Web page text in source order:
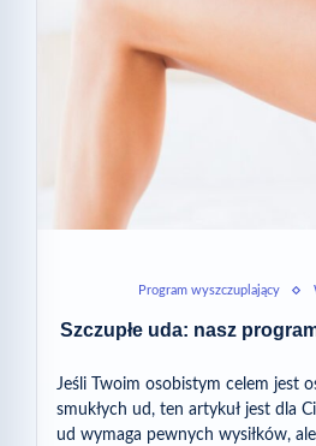
Program wyszczuplający
Szczupłe uda: nasz
Jeśli Twoim osobistym celem jest
smukłych ud, ten artykuł jest dla
ud wymaga pewnych wysiłków,